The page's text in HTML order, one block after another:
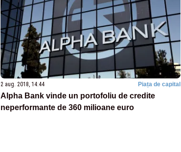
2 aug. 2018, 14:44 Piața de capital
Alpha Bank vinde un portofoliu de credite
neperformante de 360 milioane euro